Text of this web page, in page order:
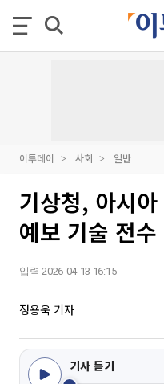
이투데이 사회 일반
기상청, 아시아
예보 기술 전수
입력 2026-04-13 16:15
정용욱 기자
기사 듣기